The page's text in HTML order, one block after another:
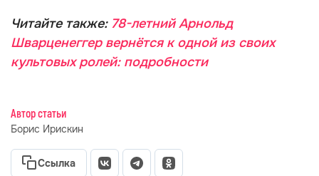
Читайте также: 78-летний Арнольд
Шварценеггер вернётся к одной из своих
культовых ролей: подробности
Автор статьи
Борис Ирискин
Ссылка